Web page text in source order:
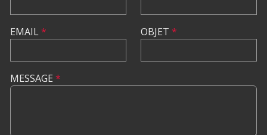
EMAIL* OBJET *
MESSAGE *